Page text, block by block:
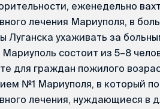
еженедельно
лечения Мариуполя, в
Луганска ухаживать за
Мариуполь состоит из 5–8
для граждан пожилого
№1 Мариуполя, в который
лечения, нуждающиеся в